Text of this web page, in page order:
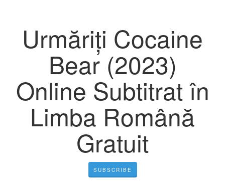
Urmăriți Cocaine
Bear (2023)
Online Subtitrat în
Limba Română
Gratuit
SUBSCRIBE